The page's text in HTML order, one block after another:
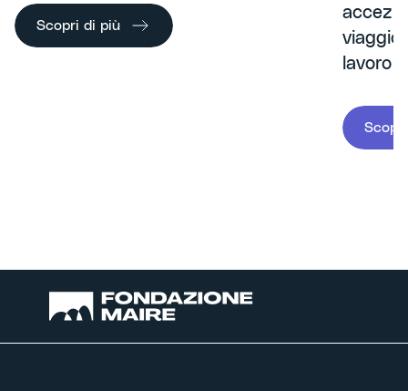
Scopri di più
viaggio
lavoro